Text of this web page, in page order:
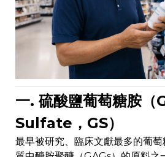
一. 硫酸鹽葡萄糖胺
Sulfate，GS）
最早被研究、臨床文獻最多的葡